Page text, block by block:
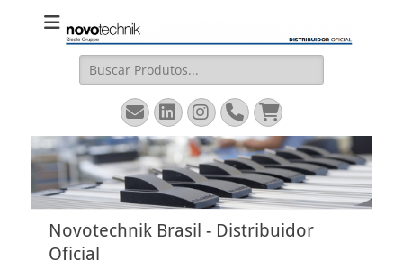
Novotechnik
Brasil
Site Oficial – Régua Potenciométrica, Transdutor Linear
Magnetostritivo, Sensores Angulares
Pesquisar
por:
EmailLinkedIn
Instagram
FoneCarrinho
Novotechnik Brasil - Distribuidor
Oficial